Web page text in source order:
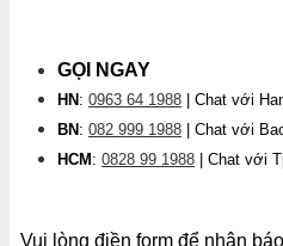
GỌI NGAY
HN: 0963 64 1988 | Chat với
BN: 082 999 1988 | Chat với
HCM: 0828 99 1988 | Chat với
Vui lòng điền form để nhận